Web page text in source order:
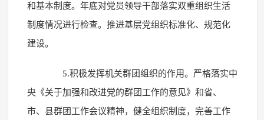
和基本制度。年底对党员领导干部落实双重组织生活
制度情况进行检查。推进基层党组织标准化、规范化
建设。
5.积极发挥机关群团组织的作用。严格落实中
央《关于加强和改进党的群团工作的意见》和省、
市、县群团工作会议精神，健全组织制度，完善工作